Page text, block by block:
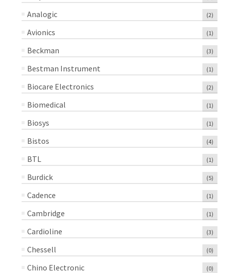
Analogic (2)
Avionics (1)
Beckman (3)
Bestman Instrument (1)
Biocare Electronics (2)
Biomedical (1)
Biosys (1)
Bistos (4)
BTL (1)
Burdick (5)
Cadence (1)
Cambridge (1)
Cardioline (3)
Chessell (0)
Chino Electronic (0)